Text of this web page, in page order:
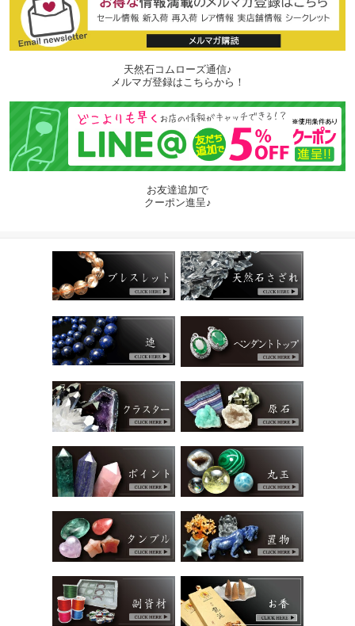
天然石コムローズ通信♪
メルマガ登録はこちらから！
お友達追加で
クーポン進呈♪